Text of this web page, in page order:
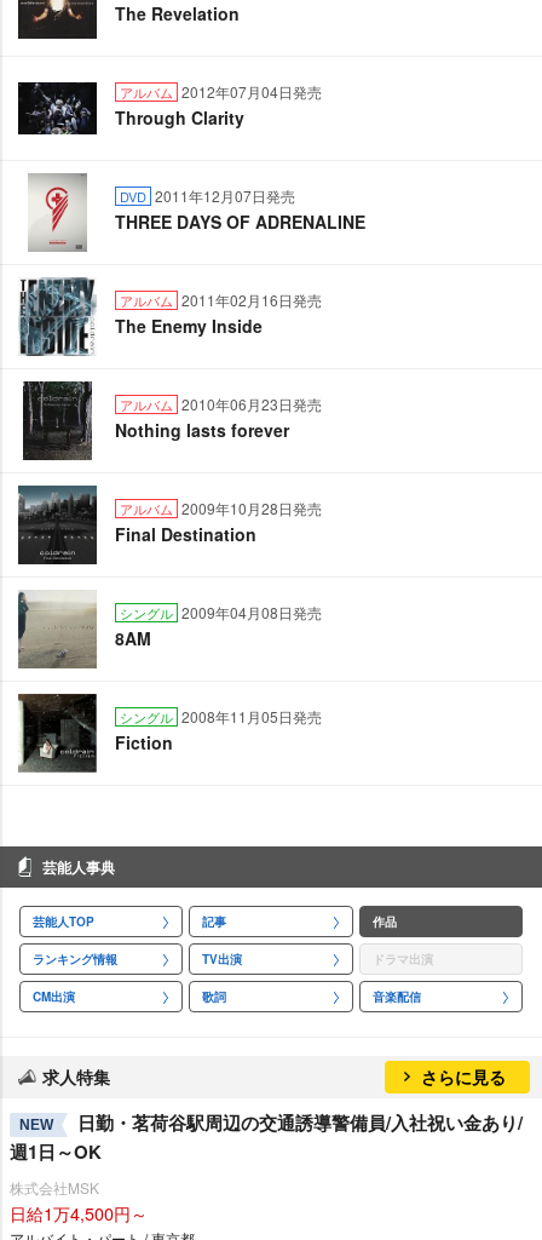
The Revelation
アルバム 2012年07月04日発売
Through Clarity
DVD 2011年12月07日発売
THREE DAYS OF ADRENALINE
アルバム 2011年02月16日発売
The Enemy Inside
アルバム 2010年06月23日発売
Nothing lasts forever
アルバム 2009年10月28日発売
Final Destination
シングル 2009年04月08日発売
8AM
シングル 2008年11月05日発売
Fiction
芸能人事典
芸能人TOP 記事 作品
ランキング情報 TV出演 ドラマ出演
CM出演 歌詞 音楽配信
求人特集 さらに見る
NEW
日勤・茗荷谷駅周辺の交通誘導警備員/入社祝い金あり/
週1日～OK
株式会社MSK
日給1万4,500円～